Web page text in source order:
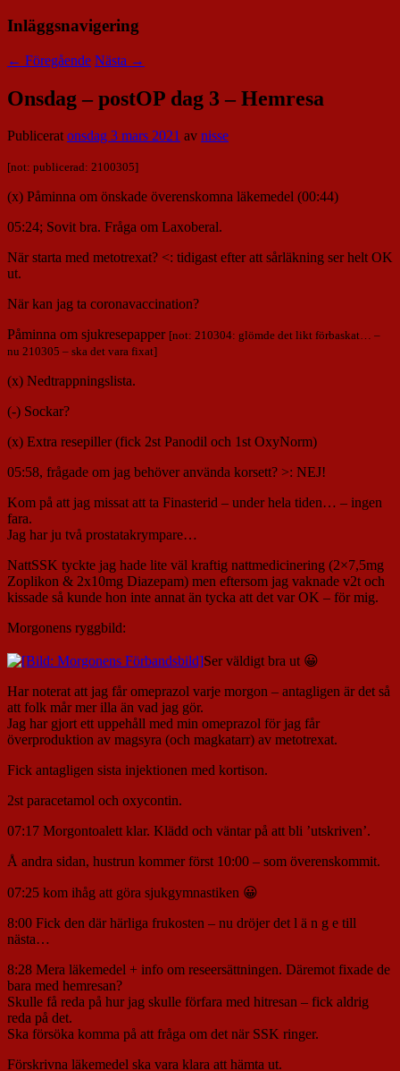
Inläggsnavigering
← Föregående Nästa →
Onsdag – postOP dag 3 – Hemresa
Publiceratonsdag 3 mars 2021 av nisse
[not: publicerad: 2100305]
(x) Påminna om önskade överenskomna läkemedel (00:44)
05:24; Sovit bra. Fråga om Laxoberal.
När starta med metotrexat? <: tidigast efter att sårläkning ser helt OK
ut.
När kan jag ta coronavaccination?
Påminna om sjukresepapper [not: 210304: glömde det likt förbaskat… –
nu 210305 – ska det vara fixat]
(x) Nedtrappningslista.
(-) Sockar?
(x) Extra resepiller (fick 2st Panodil och 1st OxyNorm)
05:58, frågade om jag behöver använda korsett? >: NEJ!
Kom på att jag missat att ta Finasterid – under hela tiden… – ingen
fara.
Jag har ju två prostatakrympare…
NattSSK tyckte jag hade lite väl kraftig nattmedicinering (2×7,5mg
Zoplikon & 2x10mg Diazepam) men eftersom jag vaknade v2t och
kissade så kunde hon inte annat än tycka att det var OK – för mig.
Morgonens ryggbild:
Ser väldigt bra ut 😀
Har noterat att jag får omeprazol varje morgon – antagligen är det så
att folk mår mer illa än vad jag gör.
Jag har gjort ett uppehåll med min omeprazol för jag får
överproduktion av magsyra (och magkatarr) av metotrexat.
Fick antagligen sista injektionen med kortison.
2st paracetamol och oxycontin.
07:17 Morgontoalett klar. Klädd och väntar på att bli ’utskriven’.
Å andra sidan, hustrun kommer först 10:00 – som överenskommit.
07:25 kom ihåg att göra sjukgymnastiken 😀
8:00 Fick den där härliga frukosten – nu dröjer det l ä n g e till
nästa…
8:28 Mera läkemedel + info om reseersättningen. Däremot fixade de
bara med hemresan?
Skulle få reda på hur jag skulle förfara med hitresan – fick aldrig
reda på det.
Ska försöka komma på att fråga om det när SSK ringer.
Förskrivna läkemedel ska vara klara att hämta ut.